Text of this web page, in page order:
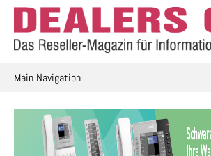
Skip
content
Main Navigation